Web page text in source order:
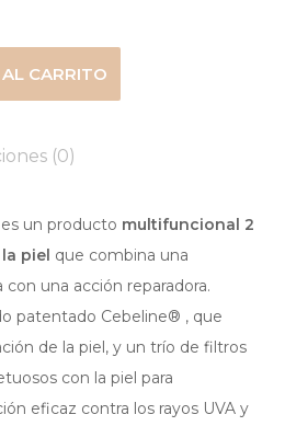
CARRITO
(0)
es un producto multifuncional 2
piel que combina una
una acción reparadora.
patentado Cebeline® , que
de la piel, y un trío de filtros
con la piel para
eficaz contra los rayos UVA y